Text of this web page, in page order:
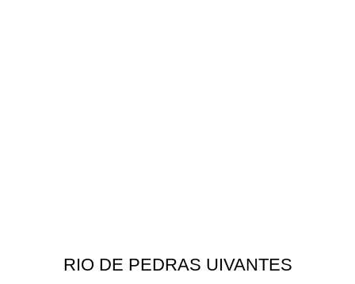
RIO DE PEDRAS UIVANTES